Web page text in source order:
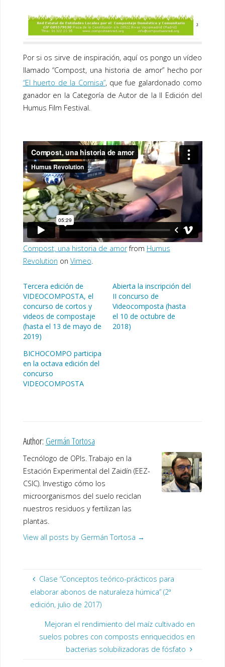
Por si os sirve de inspiración, aquí os pongo un vídeo
llamado “Compost, una historia de amor” hecho por
“El huerto de la Cornisa”, que fue galardonado como
ganador en la Categoría de Autor de la II Edición del
Humus Film Festival.
Compost, una historia de amorfrom Humus
Revolution on Vimeo
Tercera edición de
VIDEOCOMPOSTA, el
concurso de cortos y
videos de compostaje
(hasta el 13 de mayo de
2019)
Abierta la inscripción del
II concurso de
Videocomposta (hasta
el 10 de octubre de
2018)
BICHOCOMPO participa
en la octava edición del
concurso
VIDEOCOMPOSTA
Author: Germán Tortosa
Tecnólogo de OPIs. Trabajo en la
Estación Experimental del Zaidín (EEZ-
CSIC). Investigo cómo los
microorganismos del suelo reciclan
nuestros residuos y fertilizan las
plantas.
View all posts by Germán Tortosa →
Clase “Conceptos teórico-prácticos para
elaborar abonos de naturaleza húmica” (2ª
edición, julio de 2017)
Mejoran el rendimiento del maíz cultivado en
suelos pobres con composts enriquecidos en
bacterias solubilizadoras de fósfato